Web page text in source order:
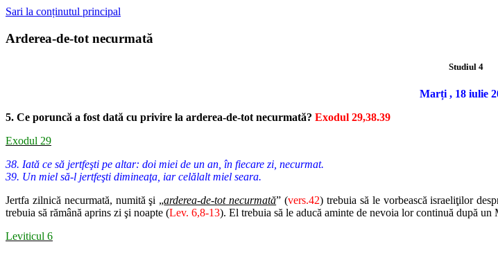
Sari la conținutul principal
Arderea-de-tot necurmată
Studiul 4
Marți , 18 iulie
5. Ce poruncă a fost dată cu privire la arderea-de-tot necurmată? Exodul 29,38.39
Exodul 29
38. Iată ce să jertfeşti pe altar: doi miei de un an, în fiecare zi, necurmat.
39. Un miel să-l jertfeşti dimineaţa, iar celălalt miel seara.
Jertfa zilnică necurmată, numită şi „arderea-de-tot necurmată” (vers.42) trebuia să le vorbească israeliţilor
trebuia să rămână aprins zi şi noapte (Lev. 6,8-13). El trebuia să le aducă aminte de nevoia lor continuă după un
Leviticul 6